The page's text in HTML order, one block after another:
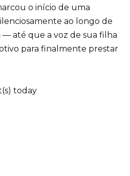
o início de uma
ao longo de
— até que a voz de sua filha
para finalmente prestar
today